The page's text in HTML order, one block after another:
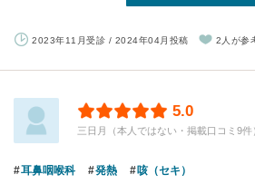
2023年11月受診 / 2024年04月投稿 2人が参
5.0
三日月（本人ではない・掲載口コミ9件
耳鼻咽喉科 発熱 咳（セキ）